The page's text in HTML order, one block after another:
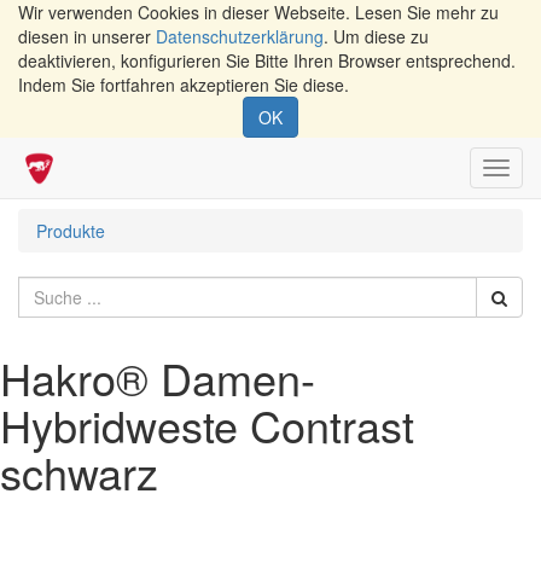
Wir verwenden Cookies in dieser Webseite. Lesen Sie mehr zu
diesen in unserer Datenschutzerklärung. Um diese zu
deaktivieren, konfigurieren Sie Bitte Ihren Browser entsprechend.
Indem Sie fortfahren akzeptieren Sie diese.
OK
Produkte
Hakro® Damen-
Hybridweste Contrast
schwarz